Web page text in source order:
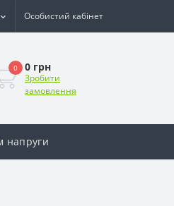
Особистий кабінет
0 0 грн
Зробити
замовлення
напруги